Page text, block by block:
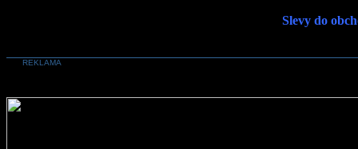
Slevy do
REKLAMA